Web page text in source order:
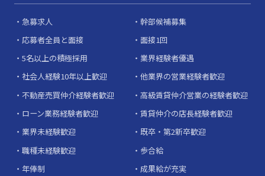
急募求人
幹部候補募集
応募者全員と面接
面接1回
5名以上の積極採用
業界経験者優遇
社会人経験10年以上歓迎
他業界の営業経験者歓迎
不動産売買仲介経験者歓迎
高級賃貸仲介営業の経験者歓迎
ローン業務経験者歓迎
賃貸仲介の店長経験者歓迎
業界未経験歓迎
既卒・第2新卒歓迎
職種未経験歓迎
歩合給
年俸制
成果給が充実